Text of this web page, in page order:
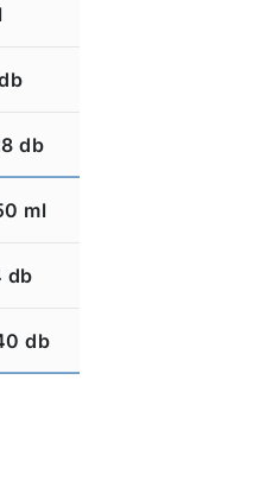
db
ml
db
db